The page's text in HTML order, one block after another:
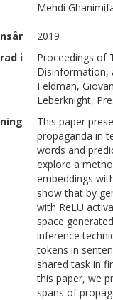
Mehdi
2019
i
Proceedings of
Disinformation,
Feldman,
Leberknight,
This paper
propaganda in
words and
explore a
embeddings
show that by
with ReLU
space
inference
tokens in
shared task in
this paper, we
spans of